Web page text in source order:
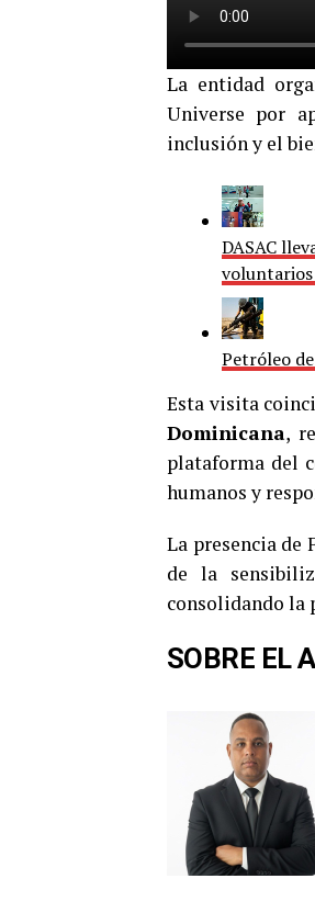
La entidad
Universe por
inclusión y el
DASAC
voluntarios
Petróleo
Esta visita
Dominicana,
plataforma del
humanos y
La presencia de
de la
consolidando la
SOBRE EL